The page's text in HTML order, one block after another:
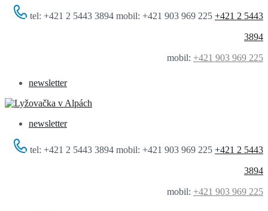
tel: +421 2 5443 3894 mobil: +421 903 969 225 +421 2 5443
3894
mobil: +421 903 969 225
newsletter
newsletter
tel: +421 2 5443 3894 mobil: +421 903 969 225 +421 2 5443
3894
mobil: +421 903 969 225